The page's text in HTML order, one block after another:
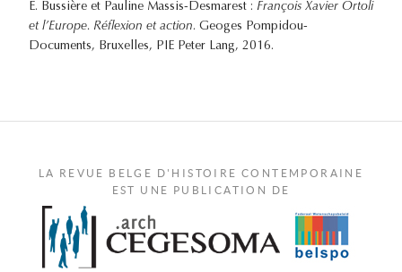
E. Bussière et Pauline Massis-Desmarest : François Xavier Ortoli
et l’Europe. Réflexion et action. Geoges Pompidou-
Documents, Bruxelles, PIE Peter Lang, 2016.
LA REVUE BELGE D'HISTOIRE CONTEMPORAINE
EST UNE PUBLICATION DE